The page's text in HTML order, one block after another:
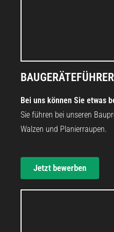
BAUGERÄTEFÜHRER
Bei uns können Sie etwas
Sie führen bei unseren
Walzen und Planierraupen.
Jetzt bewerben